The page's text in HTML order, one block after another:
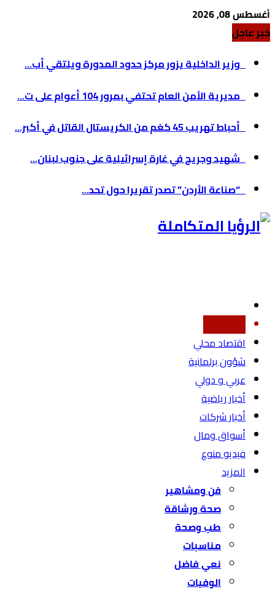
أغسطس 08, 2026
خبر عاجل
وزير الداخلية يزور مركز حدود المدورة ويلتقي أب...
مديرية الأمن العام تحتفي بمرور 104 أعوام على ت...
أحباط تهريب 45 كغم من الكريستال القاتل في أكبر...
شهيد وجريح في غارة إسرائيلية على جنوب لبنان...
“صناعة الأردن” تصدر تقريرا حول تحد...
اقتصاد محلي
شؤون برلمانية
عربي و دولي
أخبار رياضية
أخبار شركات
أسواق ومال
فيديو منوع
المزيد
فن ومشاهير
صحة ورشاقة
طب وصحة
مناسبات
نعي فاضل
الوفيات